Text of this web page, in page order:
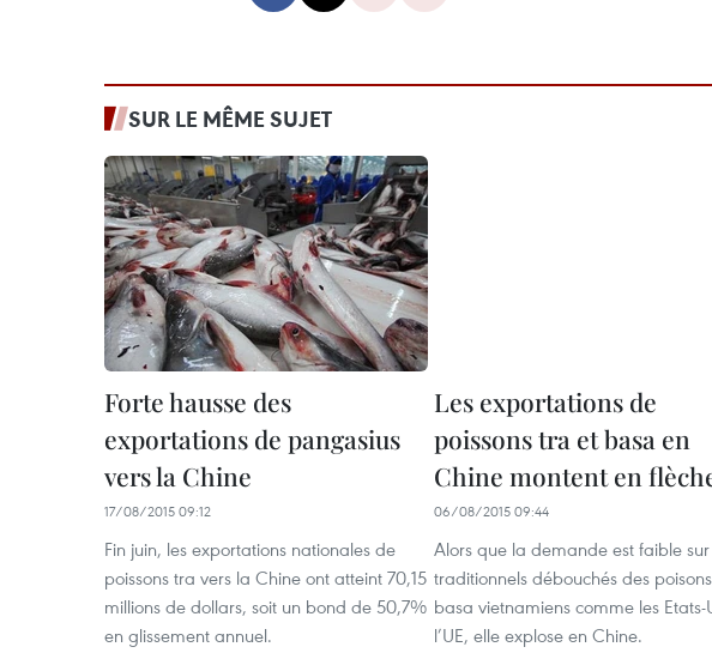
SUR LE MÊME SUJET
Forte hausse des
exportations de pangasius
vers la Chine
17/08/2015 09:12
Fin juin, les exportations nationales de
poissons tra vers la Chine ont atteint 70,15
millions de dollars, soit un bond de 50,7%
en glissement annuel.
Les exportations de
poissons tra et basa en
Chine montent en
06/08/2015 09:44
Alors que la demande est faible sur
traditionnels débouchés des
basa vietnamiens comme les Etats-
l’UE, elle explose en Chine.